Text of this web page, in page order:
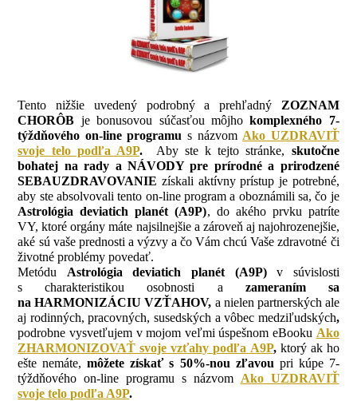
Tento nižšie uvedený podrobný a prehľadný ZOZNAM
CHORÔB je bonusovou súčasťou môjhokomplexného 7-
týždňového on-line programu s názvom Ako UZDRAVIŤ
svoje telo podľa A9P. Aby ste k tejto stránke, skutočne
bohatej na rady a NÁVODY pre prírodné a prirodzené
SEBAUZDRAVOVANIE získali aktívny prístup je potrebné,
aby ste absolvovali tento on-line program a oboznámili sa, čo je
Astrológia deviatich planét (A9P), do akého prvku patríte
VY, ktoré orgány máte najsilnejšie a zároveň aj najohrozenejšie,
aké sú vaše prednosti a výzvy a čo Vám chcú Vaše zdravotné či
životné problémy povedať.
Metódu Astrológia deviatich planét (A9P)v súvislosti
s charakteristikou osobnosti a zameraním sa
na HARMONIZÁCIU VZŤAHOV, a nielen partnerských ale
aj rodinných, pracovných, susedských a vôbec medziľudských,
podrobne vysvetľujem v mojom veľmi úspešnom eBooku Ako
ZHARMONIZOVAŤ svoje vzťahy podľa A9P, ktorý ak ho
ešte nemáte,môžete získať s 50%-nou zľavou pri kúpe 7-
týždňového on-line programu s názvom Ako UZDRAVIŤ
svoje telo podľa A9P.